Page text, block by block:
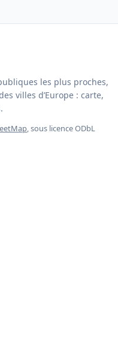
les plus proches,
villes d’Europe : carte,
, sous licence ODbL